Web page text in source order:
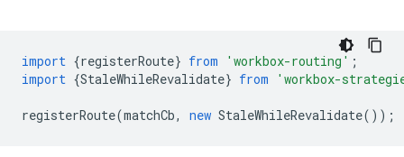
import {registerRoute} from 'workbox-routing' ;
import {StaleWhileRevalidate} from 'workbox-
registerRoute(matchCb, new StaleWhileRevalidate());